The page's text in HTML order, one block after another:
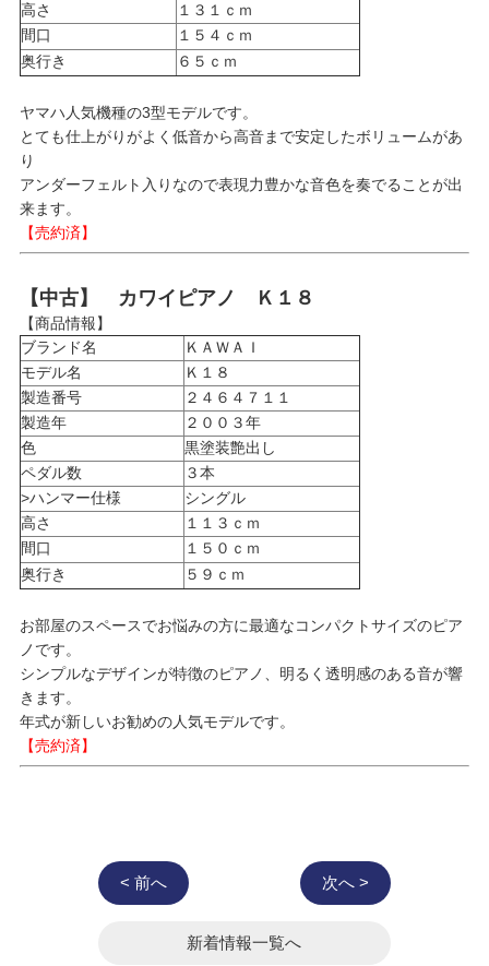
高さ
１３１ｃｍ
間口
１５４ｃｍ
奥行き
６５ｃｍ
ヤマハ人気機種の3型モデルです。
とても仕上がりがよく低音から高音まで安定したボリュームがあ
り
アンダーフェルト入りなので表現力豊かな音色を奏でることが出
来ます。
【売約済】
【中古】 カワイピアノ Ｋ１８
【商品情報】
ブランド名
ＫＡＷＡＩ
モデル名
Ｋ１８
製造番号
２４６４７１１
製造年
２００３年
色
黒塗装艶出し
ペダル数
３本
>ハンマー仕様
シングル
高さ
１１３ｃｍ
間口
１５０ｃｍ
奥行き
５９ｃｍ
お部屋のスペースでお悩みの方に最適なコンパクトサイズのピア
ノです。
シンプルなデザインが特徴のピアノ、明るく透明感のある音が響
きます。
年式が新しいお勧めの人気モデルです。
【売約済】
< 前へ 次へ >
新着情報一覧へ